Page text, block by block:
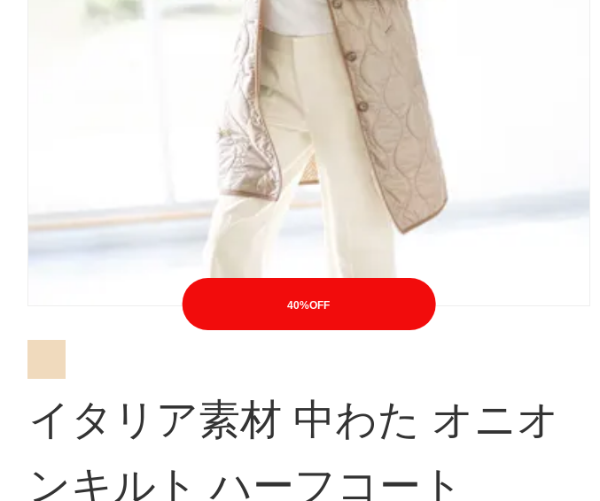
40%OFF
イタリア素材 中わた オニオ
ンキルト ハーフコート